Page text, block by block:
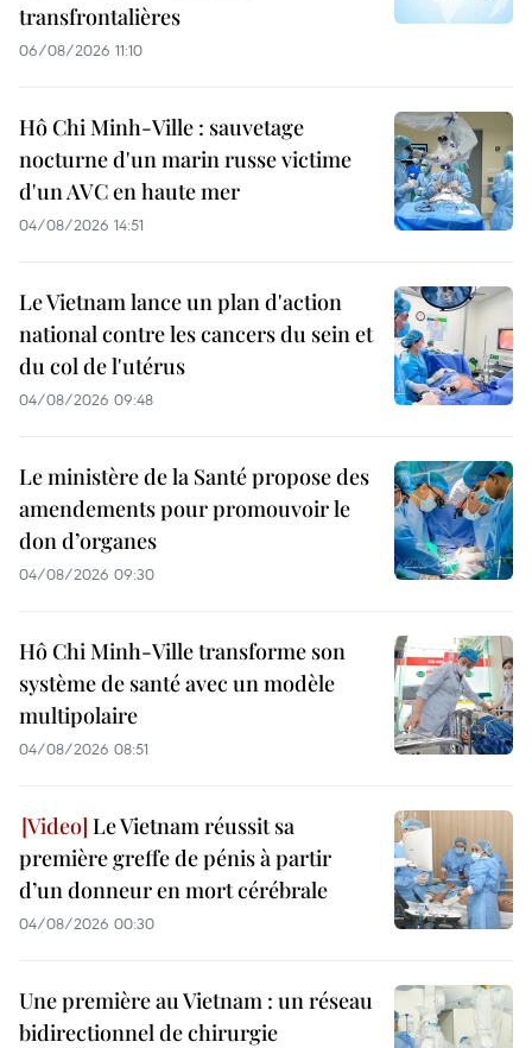
transfrontalières
06/08/2026 11:10
Hô Chi Minh-Ville : sauvetage
nocturne d'un marin russe victime
d'un AVC en haute mer
04/08/2026 14:51
Le Vietnam lance un plan d'action
national contre les cancers du sein et
du col de l'utérus
04/08/2026 09:48
Le ministère de la Santé propose des
amendements pour promouvoir le
don d’organes
04/08/2026 09:30
Hô Chi Minh-Ville transforme son
système de santé avec un modèle
multipolaire
04/08/2026 08:51
Le Vietnam réussit sa
première greffe de pénis à partir
d’un donneur en mort cérébrale
04/08/2026 00:30
Une première au Vietnam : un réseau
bidirectionnel de chirurgie